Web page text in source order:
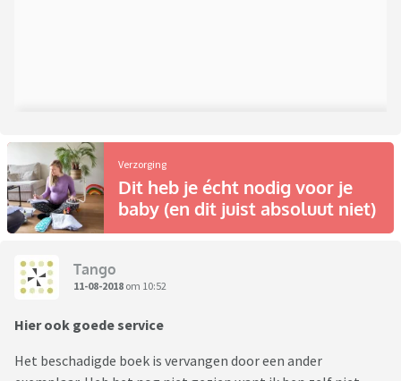
Verzorging
Dit heb je écht nodig voor je
baby (en dit juist absoluut niet)
Tango
11-08-2018 om 10:52
Hier ook goede service
Het beschadigde boek is vervangen door een ander